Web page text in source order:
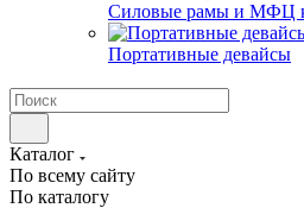
Силовые рамы и МФЦ
Портативные девайсы
Каталог
По всему сайту
По каталогу